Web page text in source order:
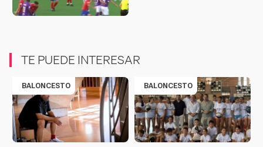
TE PUEDE INTERESAR
BALONCESTO BALONCESTO